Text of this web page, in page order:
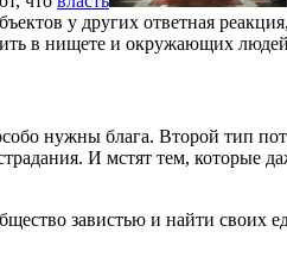
у других ответная
в нищете и окружающих
нужны блага. Второй тип
И мстят тем, которые
завистью и найти своих